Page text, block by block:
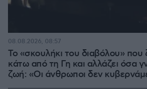
Το «σκουλήκι του διαβόλου» που
κάτω από τη Γη και αλλάζει όσα
ζωή: «Οι άνθρωποι δεν
08.08.2026, 08:57